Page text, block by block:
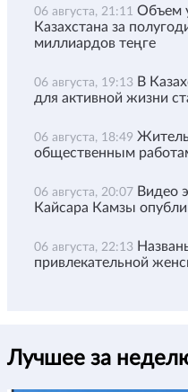
06 августа, 21:11 Объем
Казахстана за
миллиардов теңге
06 августа, 19:13 В
для активной жизни
06 августа, 18:49
общественным
06 августа, 20:07 Видео
Кайсара Камзы
06 августа, 22:13
привлекательной
Лучшее за